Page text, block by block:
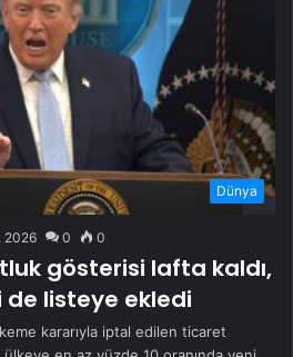
Dünya
2026 0 0
gösterisi lafta kaldı,
de listeye ekledi
kararıyla iptal edilen ticaret